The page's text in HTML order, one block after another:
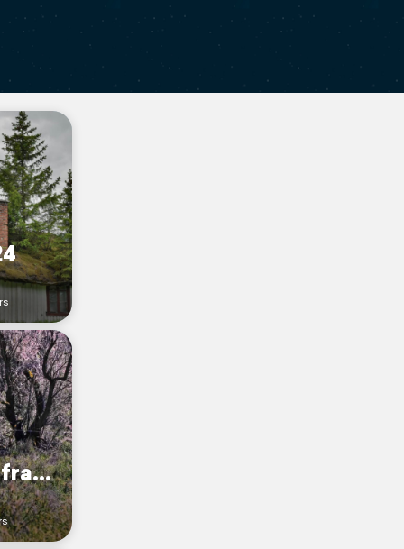
Niederlande/Südfrankreich